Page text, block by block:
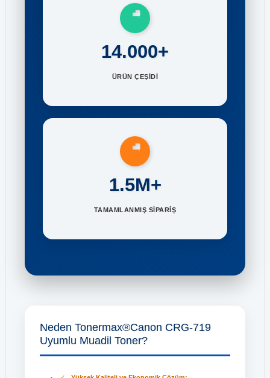
14.000+
ÜRÜN ÇEŞİDİ
1.5M+
TAMAMLANMIŞ SİPARİŞ
Neden Tonermax®Canon CRG-719
Uyumlu Muadil Toner?